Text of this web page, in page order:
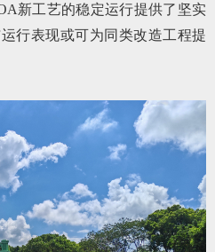
新工艺的稳定运行提供了坚实
行表现或可为同类改造工程提